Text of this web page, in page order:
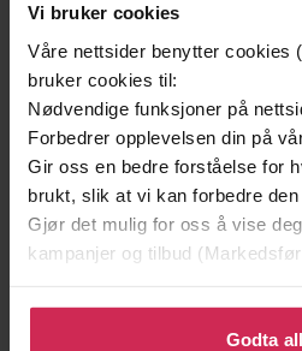
Vi bruker cookies
Våre nettsider benytter cookies
bruker cookies til:
Nødvendige funksjoner på
Forbedrer opplevelsen din på
Gir oss en bedre forståelse for
brukt, slik at vi kan forbedre
Gjør det mulig for oss å vise
kampanjer og tilbud
Klikk på «Godta alle» for å gi
bruke cookies for alle disse
Godta
199,-
Minnesota
EBOK